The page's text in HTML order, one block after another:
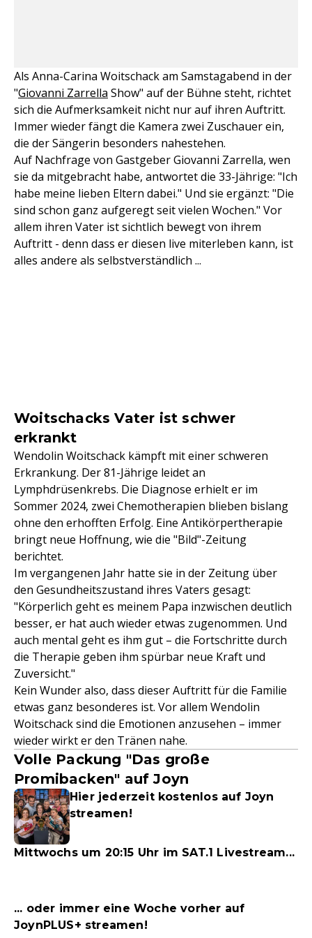
Als Anna-Carina Woitschack am Samstagabend in der
"Giovanni Zarrella Show" auf der Bühne steht, richtet
sich die Aufmerksamkeit nicht nur auf ihren Auftritt.
Immer wieder fängt die Kamera zwei Zuschauer ein,
die der Sängerin besonders nahestehen.
Auf Nachfrage von Gastgeber Giovanni Zarrella, wen
sie da mitgebracht habe, antwortet die 33-Jährige: "Ich
habe meine lieben Eltern dabei." Und sie ergänzt: "Die
sind schon ganz aufgeregt seit vielen Wochen." Vor
allem ihren Vater ist sichtlich bewegt von ihrem
Auftritt - denn dass er diesen live miterleben kann, ist
alles andere als selbstverständlich ...
Woitschacks Vater ist schwer
erkrankt
Wendolin Woitschack kämpft mit einer schweren
Erkrankung. Der 81-Jährige leidet an
Lymphdrüsenkrebs. Die Diagnose erhielt er im
Sommer 2024, zwei Chemotherapien blieben bislang
ohne den erhofften Erfolg. Eine Antikörpertherapie
bringt neue Hoffnung, wie die "Bild"-Zeitung
berichtet.
Im vergangenen Jahr hatte sie in der Zeitung über
den Gesundheitszustand ihres Vaters gesagt:
"Körperlich geht es meinem Papa inzwischen deutlich
besser, er hat auch wieder etwas zugenommen. Und
auch mental geht es ihm gut – die Fortschritte durch
die Therapie geben ihm spürbar neue Kraft und
Zuversicht."
Kein Wunder also, dass dieser Auftritt für die Familie
etwas ganz besonderes ist. Vor allem Wendolin
Woitschack sind die Emotionen anzusehen – immer
wieder wirkt er den Tränen nahe.
Volle Packung "Das große
Promibacken" auf Joyn
Hier jederzeit kostenlos auf Joyn
streamen!
Mittwochs um 20:15 Uhr im SAT.1 Livestream...
... oder immer eine Woche vorher auf
JoynPLUS+ streamen!